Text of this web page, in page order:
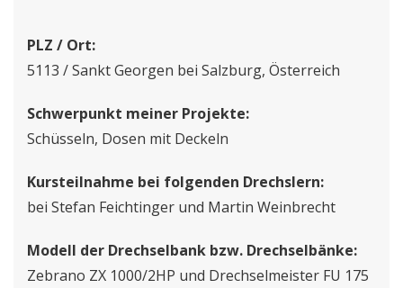
PLZ / Ort:
5113 / Sankt Georgen bei Salzburg, Österreich
Schwerpunkt meiner Projekte:
Schüsseln, Dosen mit Deckeln
Kursteilnahme bei folgenden Drechslern:
bei Stefan Feichtinger und Martin Weinbrecht
Modell der Drechselbank bzw. Drechselbänke:
Zebrano ZX 1000/2HP und Drechselmeister FU 175